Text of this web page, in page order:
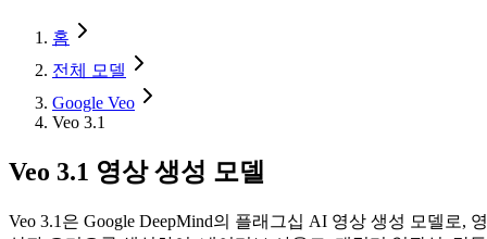
홈
전체 모델
Google Veo
Veo 3.1
Veo 3.1 영상 생성 모델
Veo 3.1은 Google DeepMind의 플래그십 AI 영상 생성 모델로